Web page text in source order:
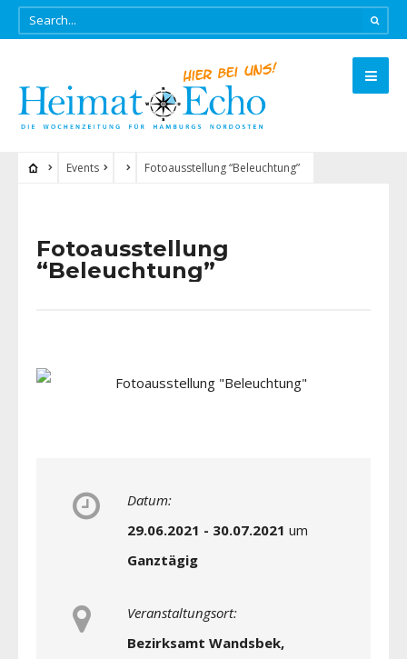
Events Fotoausstellung “Beleuchtung”
Fotoausstellung
“Beleuchtung”
Datum:
29.06.2021 - 30.07.2021 um
Ganztägig
Veranstaltungsort:
Bezirksamt Wandsbek,